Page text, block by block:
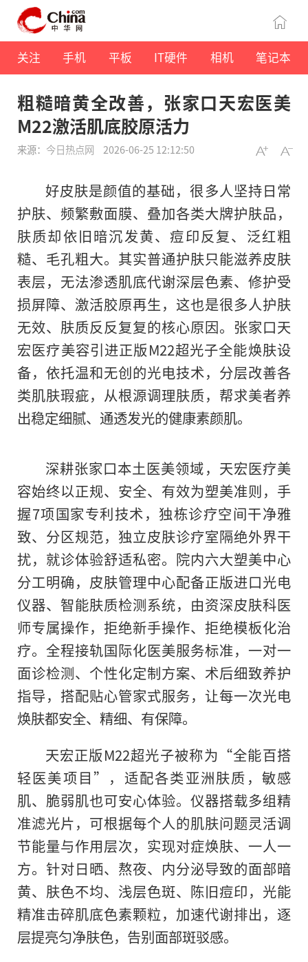
关注 手机 平板 IT硬件 相机 笔记本
粗糙暗黄全改善，张家口天宏医美
M22激活肌底胶原活力
来源： 今日热点网 2026-06-25 12:12:50
好皮肤是颜值的基础，很多人坚持日常
护肤、频繁敷面膜、叠加各类大牌护肤品，
肤质却依旧暗沉发黄、痘印反复、泛红粗
糙、毛孔粗大。其实普通护肤只能滋养皮肤
表层，无法渗透肌底代谢深层色素、修护受
损屏障、激活胶原再生，这也是很多人护肤
无效、肤质反反复复的核心原因。张家口天
宏医疗美容引进正版M22超光子全能焕肤设
备，依托温和无创的光电技术，分层改善各
类肌肤瑕疵，从根源调理肤质，帮求美者养
出稳定细腻、通透发光的健康素颜肌。
深耕张家口本土医美领域，天宏医疗美
容始终以正规、安全、有效为塑美准则，手
握7项国家专利技术，独栋诊疗空间干净雅
致、分区规范，独立皮肤诊疗室隔绝外界干
扰，就诊体验舒适私密。院内六大塑美中心
分工明确，皮肤管理中心配备正版进口光电
仪器、智能肤质检测系统，由资深皮肤科医
师专属操作，拒绝新手操作、拒绝模板化治
疗。全程接轨国际化医美服务标准，一对一
面诊检测、个性化定制方案、术后细致养护
指导，搭配贴心管家式服务，让每一次光电
焕肤都安全、精细、有保障。
天宏正版M22超光子被称为“全能百搭
轻医美项目”，适配各类亚洲肤质，敏感
肌、脆弱肌也可安心体验。仪器搭载多组精
准滤光片，可根据每个人的肌肤问题灵活调
节能量与作用层次，实现对症焕肤、一人一
方。针对日晒、熬夜、内分泌导致的面部暗
黄、肤色不均、浅层色斑、陈旧痘印，光能
精准击碎肌底色素颗粒，加速代谢排出，逐
层提亮匀净肤色，告别面部斑驳感。